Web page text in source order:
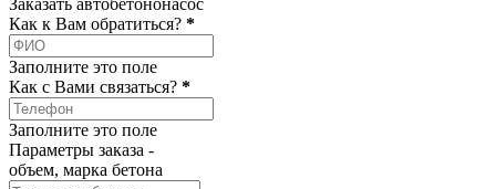
Заказать автобетононасос
Как к Вам обратиться? *
Заполните это поле
Как c Вами связаться? *
Заполните это поле
Параметры заказа -
объем, марка бетона